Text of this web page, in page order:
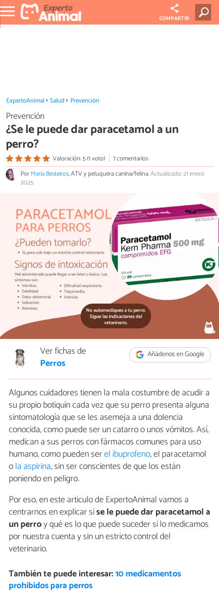
COMPARTIR
ExpertoAnimal Salud Prevención
Prevención
¿Se le puede dar paracetamol a un
perro?
Valoración: 5 (1 voto)
7 comentarios
PorMaría Besteiros, ATV y peluquera canina/felina.Actualizado: 21 enero
2025
Añádenos en Google
Ver fichas de
Perros
Algunos cuidadores tienen la mala costumbre de acudir a
su propio botiquín cada vez que su perro presenta alguna
sintomatología que se les asemeja a una dolencia
conocida, como puede ser un catarro o unos vómitos. Así,
medican a sus perros con fármacos comunes para uso
humano, como pueden serel ibuprofeno, el paracetamol
ola aspirina, sin ser conscientes de que los están
poniendo en peligro.
Por eso, en este artículo de ExpertoAnimal vamos a
centrarnos en explicar sise le puede dar paracetamol a
un perroy qué es lo que puede suceder si lo medicamos
por nuestra cuenta y sin un estricto control del
veterinario.
También te puede interesar:10 medicamentos
prohibidos para perros